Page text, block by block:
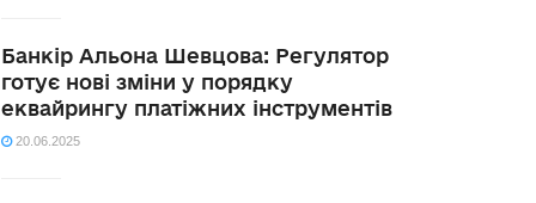
Банкір Альона Шевцова: Регулятор
готує нові зміни у порядку
еквайрингу платіжних інструментів
20.06.2025